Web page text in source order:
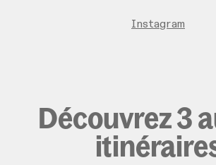
Instagram
Découvrez 3